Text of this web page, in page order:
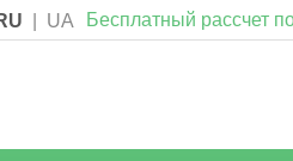
UA Бесплатный рассчет